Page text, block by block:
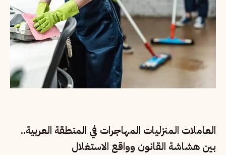
العاملات المنزليات المهاجرات في المنطقة العربية..
بين هشاشة القانون وواقع الاستغلال